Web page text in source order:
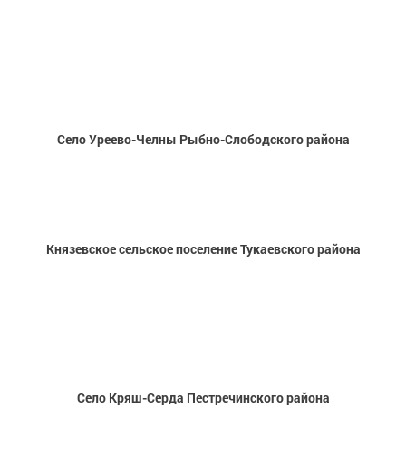
Село Уреево-Челны Рыбно-Слободского района
Князевское сельское поселение Тукаевского района
Село Кряш-Серда Пестречинского района